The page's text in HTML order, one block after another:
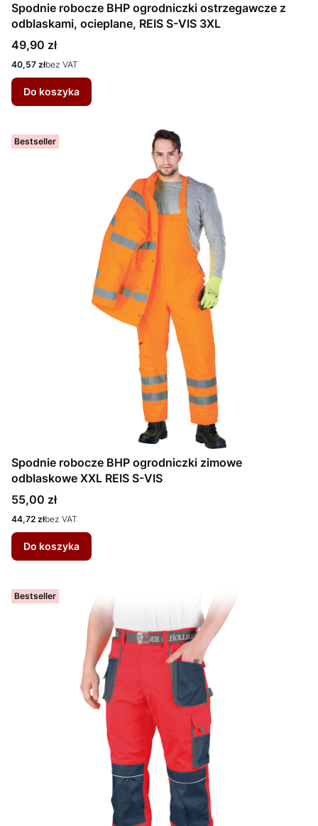
Spodnie robocze BHP ogrodniczki ostrzegawcze z
odblaskami, ocieplane, REIS S-VIS 3XL
Cena
49,90 zł
Cena
40,57 złbez VAT
Do koszyka
Bestseller
Spodnie robocze BHP ogrodniczki zimowe
odblaskowe XXL REIS S-VIS
Cena
55,00 zł
Cena
44,72 złbez VAT
Do koszyka
Bestseller